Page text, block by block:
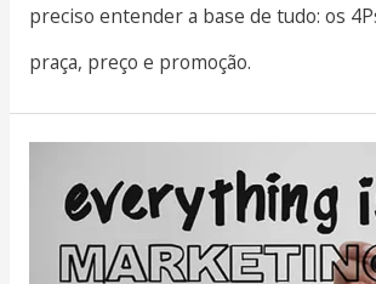
preciso entender a base de tudo: os
praça, preço e promoção.